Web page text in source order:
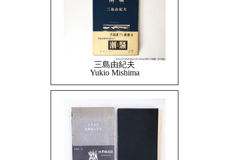
三島由紀夫
Yukio Mishima